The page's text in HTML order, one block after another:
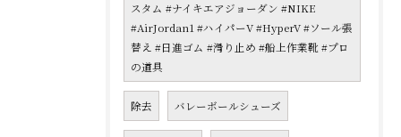
スタム #ナイキエアジョーダン #NIKE
#AirJordan1 #ハイパーV #HyperV #ソール張
替え #日進ゴム #滑り止め #船上作業靴 #プロ
の道具
除去 バレーボールシューズ